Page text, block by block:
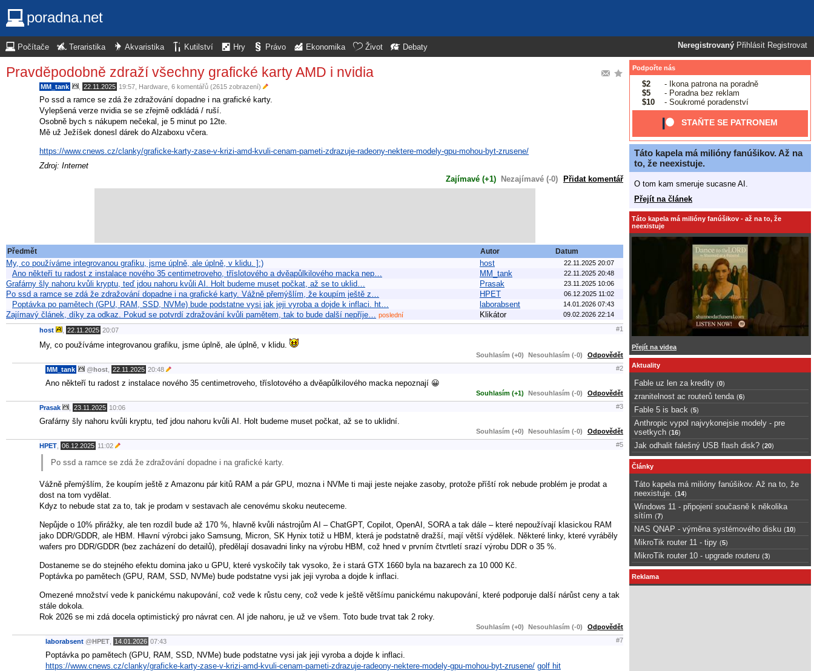
poradna.net
Neregistrovaný Přihlásit Registrovat
Počítače Teraristika Akvaristika Kutilství Hry Právo Ekonomika Život Debaty
Pravděpodobně zdraží všechny grafické karty AMD i nvidia
MM_tank 22.11.2025 19:57 Hardware , 6 komentářů (2615 zobrazení)
Po ssd a ramce se zdá že zdražování dopadne i na grafické karty.
Vylepšená verze nvidia se se zřejmě odkládá / ruší.
Osobně bych s nákupem nečekal, je 5 minut po 12te.
Mě už Ježíšek donesl dárek do Alzaboxu včera.
https://www.cnews.cz/clanky/graficke-karty-zase-v-krizi-amd-kvuli-cenam-pameti-zdrazuje-radeony-nektere-modely-gpu-mohou-byt-zrusene/
Zdroj: Internet
Zajímavé (+1)
Nezajímavé (-0) Přidat komentář
Předmět Autor Datum
My, co používáme integrovanou grafiku, jsme úplně, ale úplně, v klidu. ]:) host 22.11.2025 20:07
Ano někteří tu radost z instalace nového 35 centimetroveho, tříslotového a dvěapůlkilového macka nep… MM_tank 22.11.2025 20:48
Grafárny šly nahoru kvůli kryptu, teď jdou nahoru kvůli AI. Holt budeme muset počkat, až se to uklid… Prasak 23.11.2025 10:06
Po ssd a ramce se zdá že zdražování dopadne i na grafické karty. Vážně přemýšlím, že koupím ještě z… HPET 06.12.2025 11:02
Poptávka po pamětech (GPU, RAM, SSD, NVMe) bude podstatne vysi jak jeji vyroba a dojde k inflaci. ht… laborabsent 14.01.2026 07:43
Zajímavý článek, díky za odkaz. Pokud se potvrdí zdražování kvůli pamětem, tak to bude další nepříje… poslední Klikátor 09.02.2026 22:14
host 22.11.2025 20:07 #1
My, co používáme integrovanou grafiku, jsme úplně, ale úplně, v klidu.
Souhlasím (+0) Nesouhlasím (-0) Odpovědět
MM_tank @host 22.11.2025 20:48 #2
Ano někteří tu radost z instalace nového 35 centimetroveho, tříslotového a dvěapůlkilového macka nepoznají 😀
Souhlasím (+1) Nesouhlasím (-0) Odpovědět
Prasak 23.11.2025 10:06 #3
Grafárny šly nahoru kvůli kryptu, teď jdou nahoru kvůli AI. Holt budeme muset počkat, až se to uklidní.
Souhlasím (+0) Nesouhlasím (-0) Odpovědět
HPET 06.12.2025 11:02 #5
Po ssd a ramce se zdá že zdražování dopadne i na grafické karty.
Vážně přemýšlím, že koupím ještě z Amazonu pár kitů RAM a pár GPU, mozna i NVMe ti maji jeste nejake zasoby, protože příští rok nebude problém je prodat a
dost na tom vydělat.
Kdyz to nebude stat za to, tak je prodam v sestavach ale cenovému skoku neuteceme.
Nepůjde o 10% přirážky, ale ten rozdíl bude až 170 %, hlavně kvůli nástrojům AI – ChatGPT, Copilot, OpenAI, SORA a tak dále – které nepoužívají klasickou RAM
jako DDR/GDDR, ale HBM. Hlavní výrobci jako Samsung, Micron, SK Hynix totiž u HBM, která je podstatně dražší, mají větší výdělek. Některé linky, které vyráběly
wafers pro DDR/GDDR (bez zacházení do detailů), předělají dosavadni linky na výrobu HBM, což hned v prvním čtvrtletí srazí výrobu DDR o 35 %.
Dostaneme se do stejného efektu domina jako u GPU, které vyskočily tak vysoko, že i stará GTX 1660 byla na bazarech za 10 000 Kč.
Poptávka po pamětech (GPU, RAM, SSD, NVMe) bude podstatne vysi jak jeji vyroba a dojde k inflaci.
Omezené množství vede k panickému nakupování, což vede k růstu ceny, což vede k ještě většímu panickému nakupování, které podporuje další nárůst ceny a tak
stále dokola.
Rok 2026 se mi zdá docela optimistický pro návrat cen. AI jde nahoru, je už ve všem. Toto bude trvat tak 2 roky.
Souhlasím (+0) Nesouhlasím (-0) Odpovědět
laborabsent @HPET 14.01.2026 07:43 #7
Poptávka po pamětech (GPU, RAM, SSD, NVMe) bude podstatne vysi jak jeji vyroba a dojde k inflaci.
https://www.cnews.cz/clanky/graficke-karty-zase-v-krizi-amd-kvuli-cenam-pameti-zdrazuje-radeony-nektere-modely-gpu-mohou-byt-zrusene/ golf hit
Podpořte nás
$2
- Ikona patrona na poradně
$5
- Poradna bez reklam
$10
- Soukromé poradenství
STAŇTE SE PATRONEM
Táto kapela má milióny fanúšikov. Až na
to, že neexistuje.
O tom kam smeruje sucasne AI.
Přejít na článek
Táto kapela má milióny fanúšikov - až na to, že
neexistuje
Přejít na videa
Aktuality
Fable uz len za kredity (0)
zranitelnost ac routerů tenda (6)
Fable 5 is back (5)
Anthropic vypol najvykonejsie modely - pre
vsetkych (16)
Jak odhalit falešný USB flash disk? (20)
Články
Táto kapela má milióny fanúšikov. Až na to, že
neexistuje.
(14)
Windows 11 - připojení současně k několika
sítím (7)
NAS QNAP - výměna systémového disku (10)
MikroTik router 11 - tipy (5)
MikroTik router 10 - upgrade routeru (3)
Reklama